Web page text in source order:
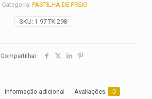
SKU: 1-97 TK 298
Categoria: PASTILHA DE FREIO
Compartilhar
Informação adicional Avaliações 0